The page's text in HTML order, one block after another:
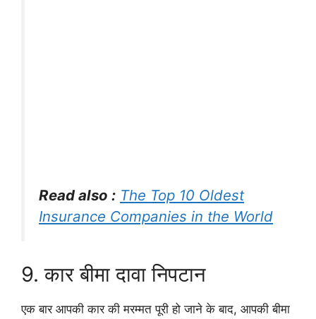
Read also : The Top 10 Oldest
Insurance Companies in the World
9. कार बीमा दावा निपटान
एक बार आपकी कार की मरम्मत पूरी हो जाने के बाद, आपकी बीमा